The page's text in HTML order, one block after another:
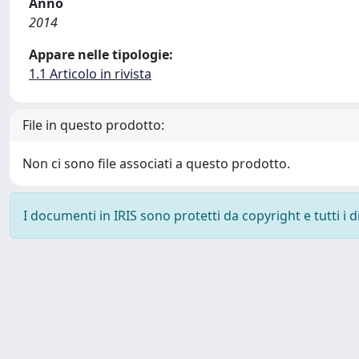
2014
Appare nelle tipologie:
1.1 Articolo in rivista
File in questo prodotto:
Non ci sono file associati a questo prodotto.
I documenti in IRIS sono protetti da copyright e tutti i